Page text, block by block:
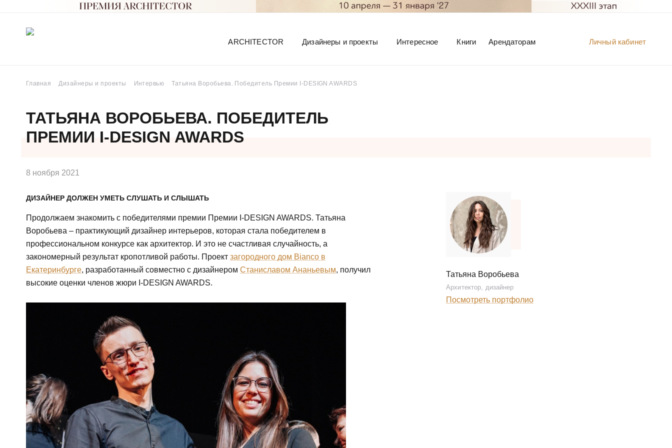
Личный кабинет
ARCHITECTOR Дизайнеры и проекты Интересное Книги Арендаторам
Главная Дизайнеры и проекты Интервью Татьяна Воробьева. Победитель Премии I-DESIGN AWARDS
ТАТЬЯНА ВОРОБЬЕВА. ПОБЕДИТЕЛЬ
ПРЕМИИ I-DESIGN AWARDS
8 ноября 2021
Татьяна Воробьева
Архитектор, дизайнер
Посмотреть портфолио
ДИЗАЙНЕР ДОЛЖЕН УМЕТЬ СЛУШАТЬ И СЛЫШАТЬ
Продолжаем знакомить с победителями премии Премии I-DESIGN AWARDS. Татьяна
Воробьева – практикующий дизайнер интерьеров, которая стала победителем в
профессиональном конкурсе как архитектор. И это не счастливая случайность, а
закономерный результат кропотливой работы. Проект загородного дом Bianco в
Екатеринбурге, разработанный совместно с дизайнером Станиславом Ананьевым, получил
высокие оценки членов жюри I-DESIGN AWARDS.